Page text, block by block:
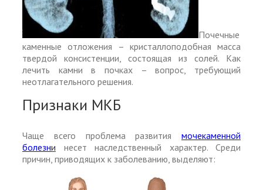
Почечные
каменные отложения – кристаллоподобная масса
твердой консистенции, состоящая из солей. Как
лечить камни в почках – вопрос, требующий
неотлагательного решения.
Признаки МКБ
Чаще всего проблема развития мочекаменной
болезни несет наследственный характер. Среди
причин, приводящих к заболеванию, выделяют: